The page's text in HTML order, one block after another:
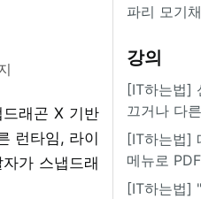
래곤 X 기반
런타임, 라이
가 스냅드래
파리 모기
강의
[IT하는법]
끄거나 다
[IT하는법]
메뉴로
[IT하는법]